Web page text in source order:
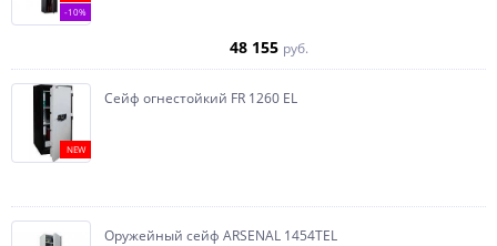
-10%
48 155 руб.
NEW
Сейф огнестойкий FR 1260 EL
Оружейный сейф ARSENAL 1454ТEL